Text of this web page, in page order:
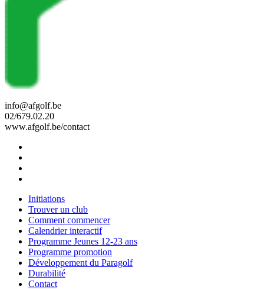
info@afgolf.be
02/679.02.20
www.afgolf.be/contact
Initiations
Trouver un club
Comment commencer
Calendrier interactif
Programme Jeunes 12-23 ans
Programme promotion
Développement du Paragolf
Durabilité
Contact